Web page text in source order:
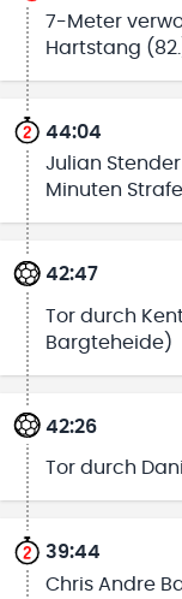
7-Meter
Hartstang
44:04
Julian
Minuten Strafe
42:47
Tor durch
Bargteheide)
42:26
Tor durch
39:44
Chris Andre